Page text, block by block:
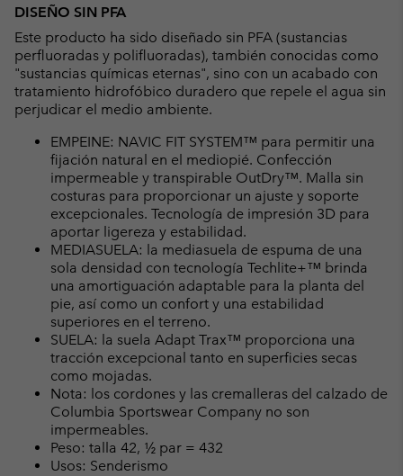
DISEÑO SIN PFA
Este producto ha sido diseñado sin PFA (sustancias
perfluoradas y polifluoradas), también conocidas como
"sustancias químicas eternas", sino con un acabado con
tratamiento hidrofóbico duradero que repele el agua sin
perjudicar el medio ambiente.
EMPEINE: NAVIC FIT SYSTEM™ para permitir una
fijación natural en el mediopié. Confección
impermeable y transpirable OutDry™. Malla sin
costuras para proporcionar un ajuste y soporte
excepcionales. Tecnología de impresión 3D para
aportar ligereza y estabilidad.
MEDIASUELA: la mediasuela de espuma de una
sola densidad con tecnología Techlite+™ brinda
una amortiguación adaptable para la planta del
pie, así como un confort y una estabilidad
superiores en el terreno.
SUELA: la suela Adapt Trax™ proporciona una
tracción excepcional tanto en superficies secas
como mojadas.
Nota: los cordones y las cremalleras del calzado de
Columbia Sportswear Company no son
impermeables.
Peso: talla 42, ½ par = 432
Usos: Senderismo